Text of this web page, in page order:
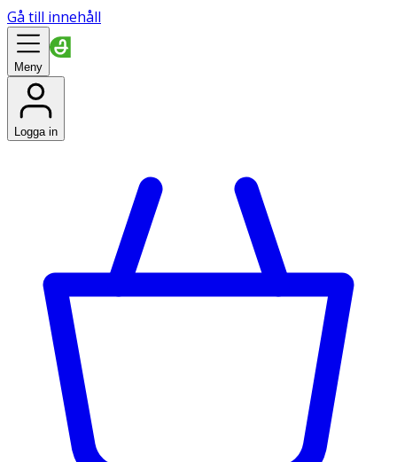
Gå till innehåll
Meny
Logga in